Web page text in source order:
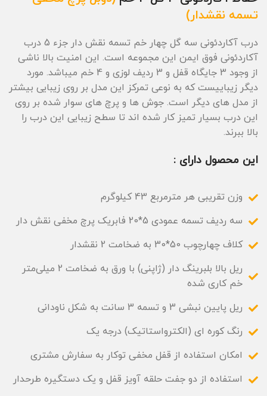
تسمه نقشدار)
درب آکاردئونی سه گل چهار خم تسمه نقش دار جزء 5 درب
آکاردئونی فوق ایمن این مجموعه است. این امنیت بالا ناشی
از وجود 3 جایگاه قفل و 3 ردیف لوزی و 4 خم میباشد. مورد
دیگر زیباییست که به نوعی تمرکز این مدل بر روی زیبایی بیشتر
از مدل های دیگر است. جوش ها و پرچ های سوار شده بر روی
این درب بسیار تمیز کار شده اند تا سطح زیبایی این درب را
بالا ببرند.
این محصول دارای :
وزن تقریبی هر مترمربع 43 کیلوگرم
سه ردیف تسمه عمودی 5*20 فابریک پرچ مخفی نقش دار
کلاف چهارچوب 50*30 به ضخامت 2 نقشدار
ریل بالا بلبرینگ دار (ژاپنی) با ورق به ضخامت 2 میلی‌متر
خم کاری شده
ریل پایین نبشی 3 و تسمه 3 سانت به شکل ناودانی
رنگ کوره ای (الکترواستاتیک) درجه یک
امکان استفاده از قفل مخفی توکار به سفارش مشتری
استفاده از دو جفت حلقه آویز قفل و یک دستگیره طرحدار